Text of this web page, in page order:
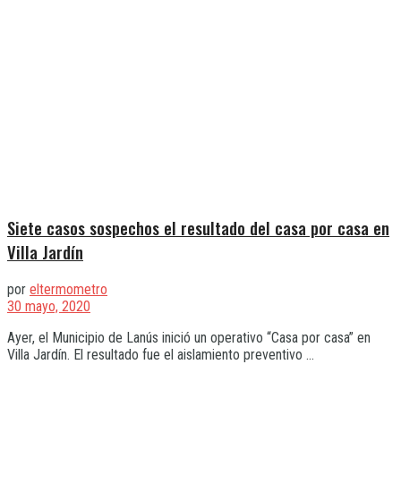
Siete casos sospechos el resultado del casa por casa en
Villa Jardín
por eltermometro
30 mayo, 2020
Ayer, el Municipio de Lanús inició un operativo “Casa por casa” en
Villa Jardín. El resultado fue el aislamiento preventivo ...